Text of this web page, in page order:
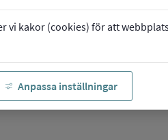
vi kakor (cookies) för att
Anpassa inställningar